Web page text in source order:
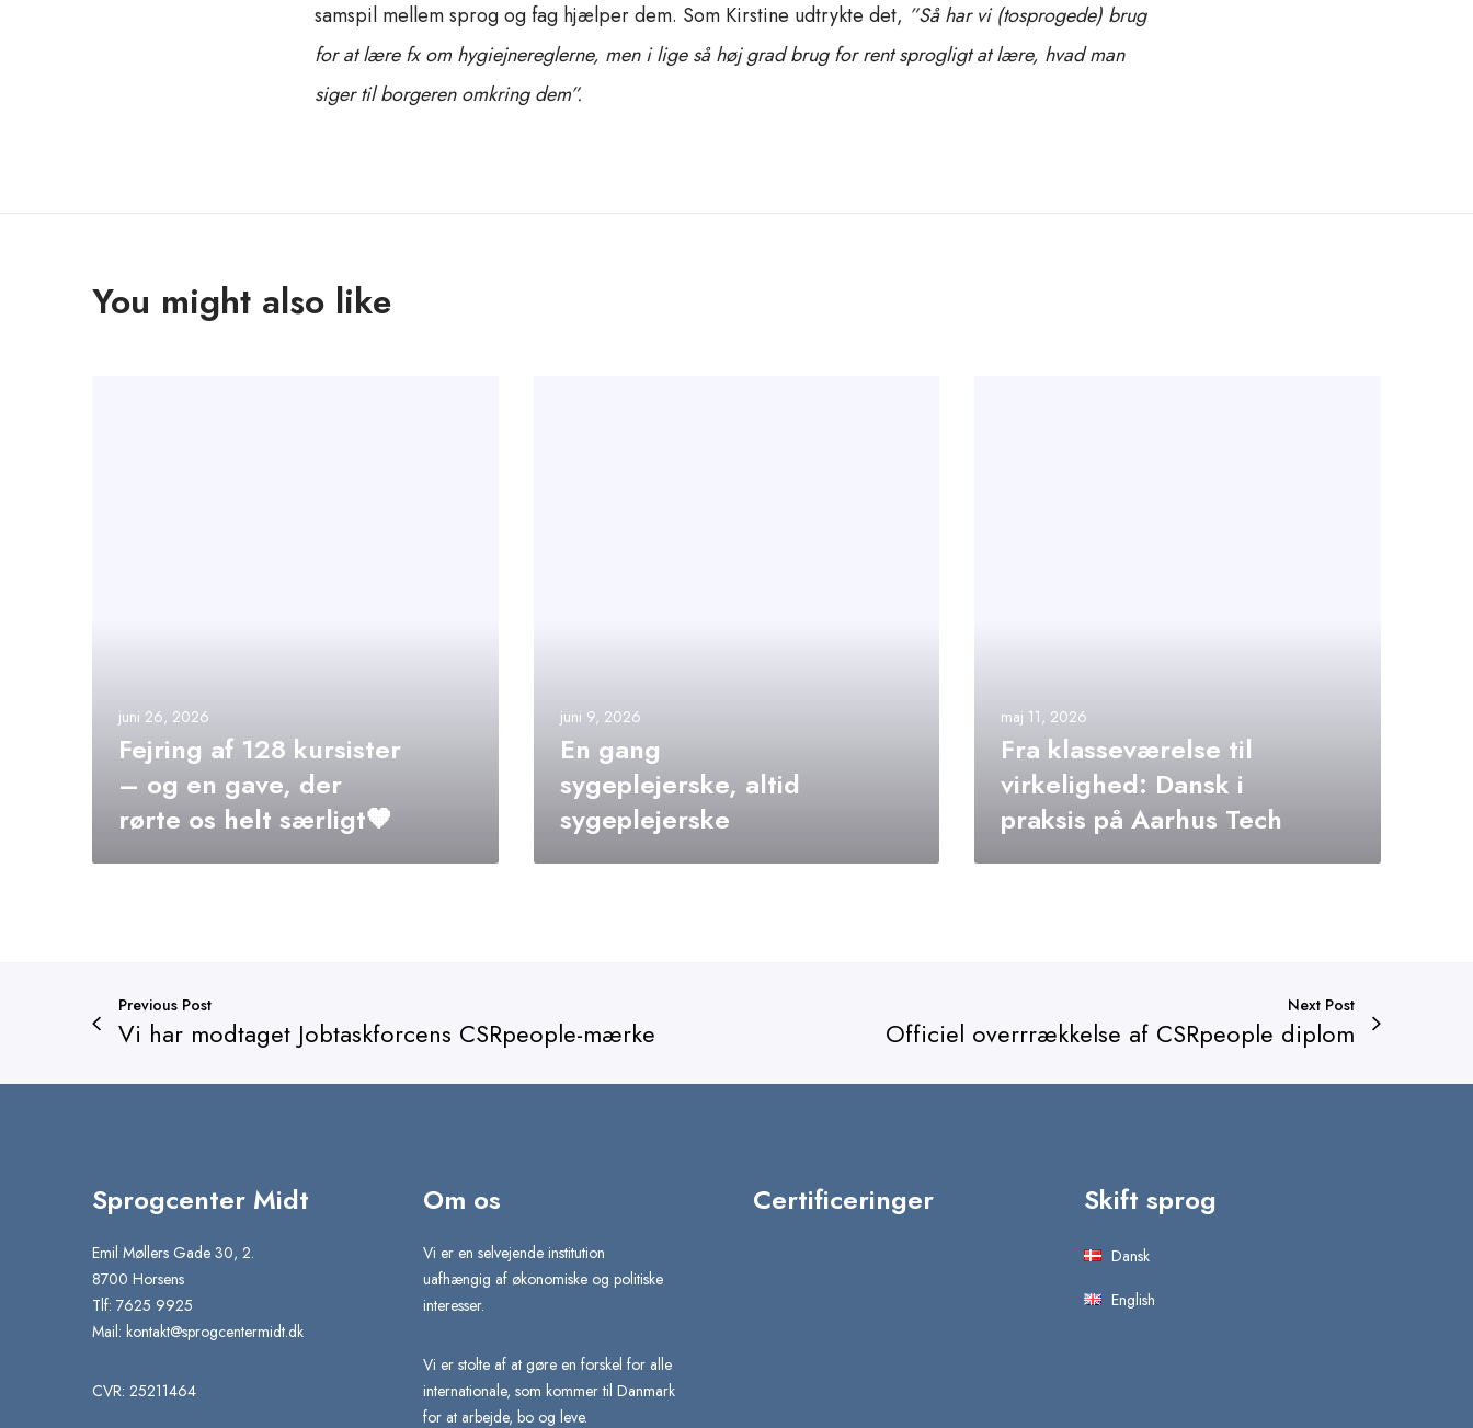
samspil mellem sprog og fag hjælper dem. Som Kirstine udtrykte det, ”Så har vi (tosprogede) brug
for at lære fx om hygiejnereglerne, men i lige så høj grad brug for rent sprogligt at lære, hvad man
siger til borgeren omkring dem”.
You might also like
juni 26, 2026
Fejring af 128 kursister
– og en gave, der
rørte os helt særligt🧡
juni 9, 2026
En gang
sygeplejerske, altid
sygeplejerske
maj 11, 2026
Fra klasseværelse til
virkelighed: Dansk i
praksis på Aarhus Tech
Previous Post
Vi har modtaget Jobtaskforcens CSRpeople-mærke
Next Post
Officiel overrrækkelse af CSRpeople diplom
Sprogcenter Midt
Emil Møllers Gade 30, 2.
8700 Horsens
Tlf: 7625 9925
Mail: kontakt@sprogcentermidt.dk
CVR: 25211464
Om os
Vi er en selvejende institution
uafhængig af økonomiske og politiske
interesser.
Vi er stolte af at gøre en forskel for alle
internationale, som kommer til Danmark
for at arbejde, bo og leve.
Certificeringer Skift sprog
Dansk
English